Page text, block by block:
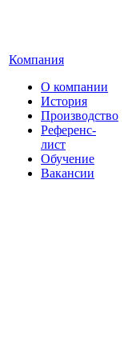
Компания
О компании
История
Производство
Референс-
лист
Обучение
Вакансии